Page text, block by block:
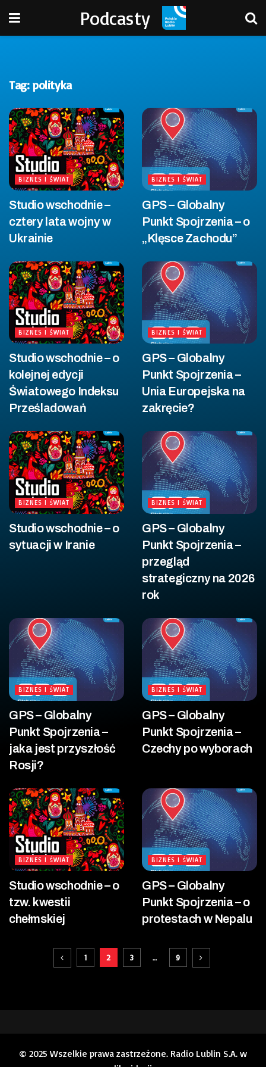
Podcasty
Tag: polityka
BIZNES I ŚWIAT
Studio wschodnie –
cztery lata wojny w
Ukrainie
BIZNES I ŚWIAT
GPS – Globalny
Punkt Spojrzenia – o
„Klęsce Zachodu”
BIZNES I ŚWIAT
Studio wschodnie – o
kolejnej edycji
Światowego Indeksu
Prześladowań
BIZNES I ŚWIAT
GPS – Globalny
Punkt Spojrzenia –
Unia Europejska na
zakręcie?
BIZNES I ŚWIAT
Studio wschodnie – o
sytuacji w Iranie
BIZNES I ŚWIAT
GPS – Globalny
Punkt Spojrzenia –
przegląd
strategiczny na 2026
rok
BIZNES I ŚWIAT
GPS – Globalny
Punkt Spojrzenia –
jaka jest przyszłość
Rosji?
BIZNES I ŚWIAT
GPS – Globalny
Punkt Spojrzenia –
Czechy po wyborach
BIZNES I ŚWIAT
Studio wschodnie – o
tzw. kwestii
chełmskiej
BIZNES I ŚWIAT
GPS – Globalny
Punkt Spojrzenia – o
protestach w Nepalu
1 2 3 … 9
© 2025 Wszelkie prawa zastrzeżone. Radio Lublin S.A. w